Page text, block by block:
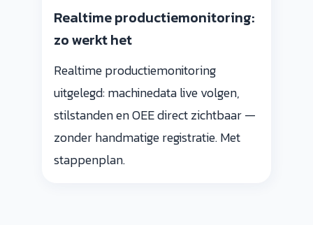
Realtime productiemonitoring:
zo werkt het
Realtime productiemonitoring
uitgelegd: machinedata live volgen,
stilstanden en OEE direct zichtbaar —
zonder handmatige registratie. Met
stappenplan.